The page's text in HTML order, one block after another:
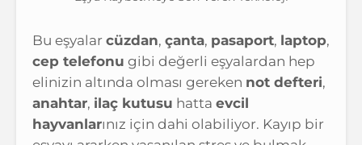
Bu eşyalar cüzdan, çanta, pasaport, laptop,
cep telefonu gibi değerli eşyalardan hep
elinizin altında olması gereken not defteri,
anahtar, ilaç kutusu hatta evcil
hayvanlarınız için dahi olabiliyor. Kayıp bir